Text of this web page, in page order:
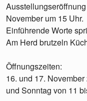
November um 15 Uhr.
Einführende Worte
Am Herd brutzeln
Öffnungszeiten:
16. und 17.
und Sonntag von 11